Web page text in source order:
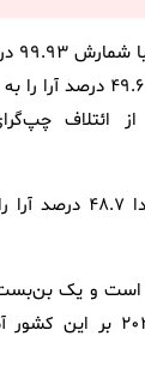
از
اسپریلا نماینده حزب مدافع
ائتلاف
نتایج اولیه نشان داد که
با ۲۴۸ هزار رای است و
اینکه چه کسی برای دوره ۲۰۲۶-